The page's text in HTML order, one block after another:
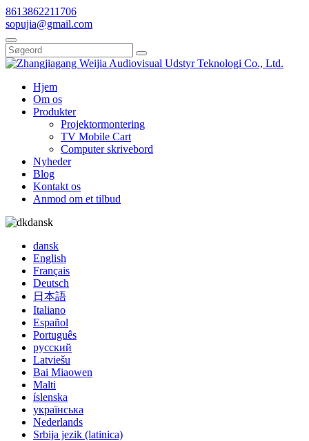
8613862211706
sopujia@gmail.com
Hjem
Om os
Produkter
Projektormontering
TV Mobile Cart
Computer skrivebord
Nyheder
Blog
Kontakt os
Anmod om et tilbud
dansk
dansk
English
Français
Deutsch
日本語
Italiano
Español
Português
русский
Latviešu
Bai Miaowen
Malti
íslenska
українська
Nederlands
Srbija jezik (latinica)